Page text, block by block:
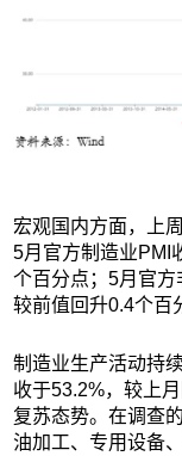
宏观国内方面，上
5月官方制造业PMI
个百分点；5月官方
较前值回升0.4个百
制造业生产活动持
收于53.2%，较上
复苏态势。在调查
油加工、专用设备